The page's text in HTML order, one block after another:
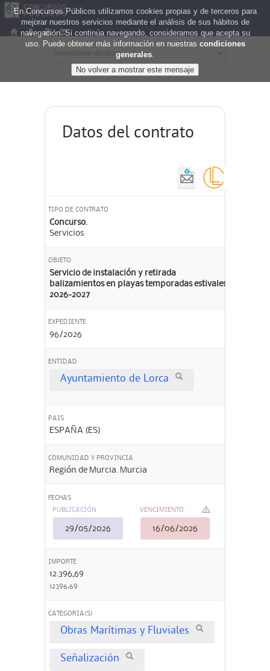
Datos del contrato
TIPO DE CONTRATO
Concurso.
Servicios
OBJETO
Servicio de instalación y retirada
balizamientos en playas temporadas estivales
2026-2027
EXPEDIENTE
96/2026
ENTIDAD
Ayuntamiento de Lorca
PAIS
ESPAÑA (ES)
COMUNIDAD Y PROVINCIA
Región de Murcia. Murcia
FECHAS
PUBLICACIÓN
29/05/2026
VENCIMIENTO
16/06/2026
IMPORTE
12.396,69
12396,69
CATEGORIA(S)
Obras Marítimas y Fluviales
Señalización
En Concursos Públicos utilizamos cookies propias y de terceros para
mejorar nuestros servicios mediante el análisis de sus hábitos de
navegación. Si continúa navegando, consideramos que acepta su
uso. Puede obtener más información en nuestras condiciones
generales.